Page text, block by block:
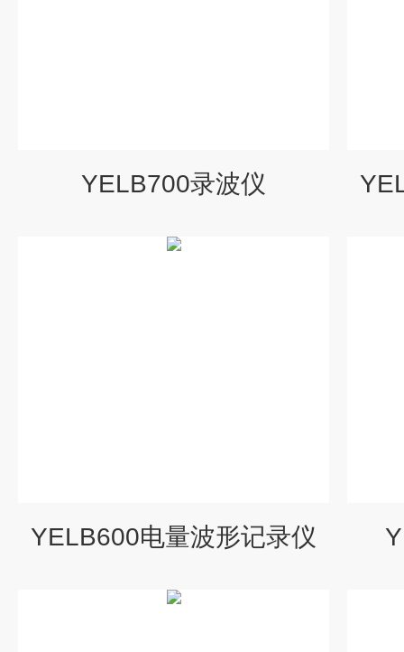
YELB700录波仪
YELB600电量波形记录仪